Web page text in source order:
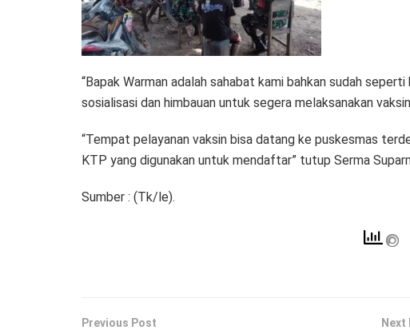
“Bapak Warman adalah sahabat kami bahkan sudah
sosialisasi dan himbauan untuk segera melaksanakan
“Tempat pelayanan vaksin bisa datang ke puskesmas
KTP yang digunakan untuk mendaftar” tutup Serma
Sumber : (Tk/le).
Previous Post Next